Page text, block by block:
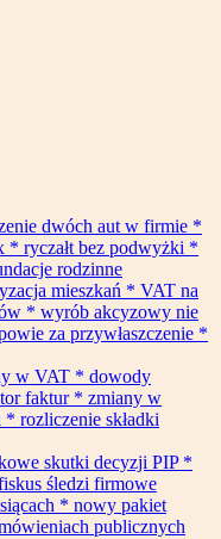
dwóch aut w firmie *
ryczałt bez podwyżki *
rodzinne
mieszkań * VAT na
* wyrób akcyzowy nie
za przywłaszczenie *
w VAT * dowody
faktur * zmiany w
rozliczenie składki
skutki decyzji PIP *
śledzi firmowe
* nowy pakiet
publicznych